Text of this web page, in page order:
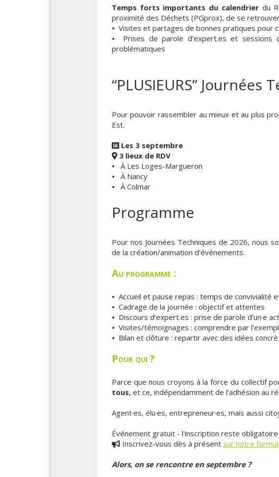
Temps forts importants du calendrierdu
proximité des Déchets (PGprox), de se
• Visites et partages de bonnes pratiques pour
• Prises de parole d’expert.es et sessions
problématiques
“PLUSIEURS” Journées
Pour pouvoir rassembler au mieux et au plus
Est.
Les 3 septembre
3 lieux de RDV
• À Les Loges-Margueron
• À Nancy
• À Colmar
Programme
Pour nos Journées Techniques de 2026, nous
de la création/animation d'événements.
Au programme :
• Accueil et pause repas : temps de convivialité
• Cadrage de la journée : objectif et attentes
• Discours d’expert.es : prise de parole d’un·e
• Visites/témoignages : comprendre par
• Bilan et clôture : repartir avec des idées
Pour qui ?
Parce que nous croyons à la force du collectif
tous, et ce, indépendamment de l’adhésion au
Agent·es, élu·es, entrepreneur·es, mais aussi
Événement gratuit - l'inscription reste obligatoire
Inscrivez-vous dès à présent sur notre
Alors, on se rencontre en septembre ?